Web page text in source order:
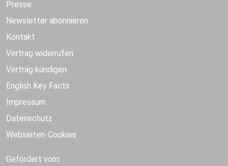
Presse
Newsletter abonnieren
Kontakt
Vertrag widerrufen
Vertrag kündigen
English Key Facts
Impressum
Datenschutz
Webseiten-Cookies
Gefördert vom: